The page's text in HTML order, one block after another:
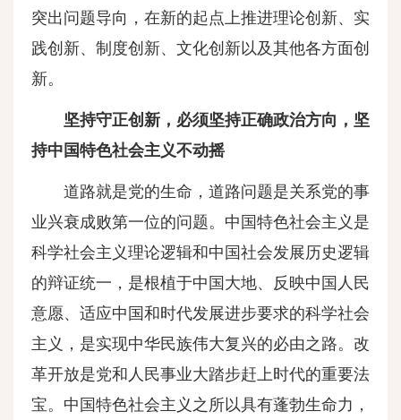
突出问题导向，在新的起点上推进理论创新、实
践创新、制度创新、文化创新以及其他各方面创
新。
坚持守正创新，必须坚持正确政治方向，坚
持中国特色社会主义不动摇
道路就是党的生命，道路问题是关系党的事
业兴衰成败第一位的问题。中国特色社会主义是
科学社会主义理论逻辑和中国社会发展历史逻辑
的辩证统一，是根植于中国大地、反映中国人民
意愿、适应中国和时代发展进步要求的科学社会
主义，是实现中华民族伟大复兴的必由之路。改
革开放是党和人民事业大踏步赶上时代的重要法
宝。中国特色社会主义之所以具有蓬勃生命力，